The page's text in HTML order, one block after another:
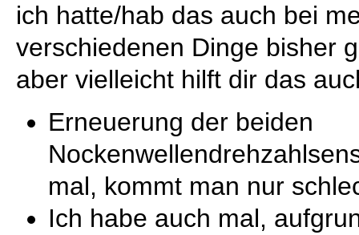
ich hatte/hab das auch bei
verschiedenen Dinge bisher
aber vielleicht hilft dir das
Erneuerung der beiden
mal, kommt man nur
Ich habe auch mal,